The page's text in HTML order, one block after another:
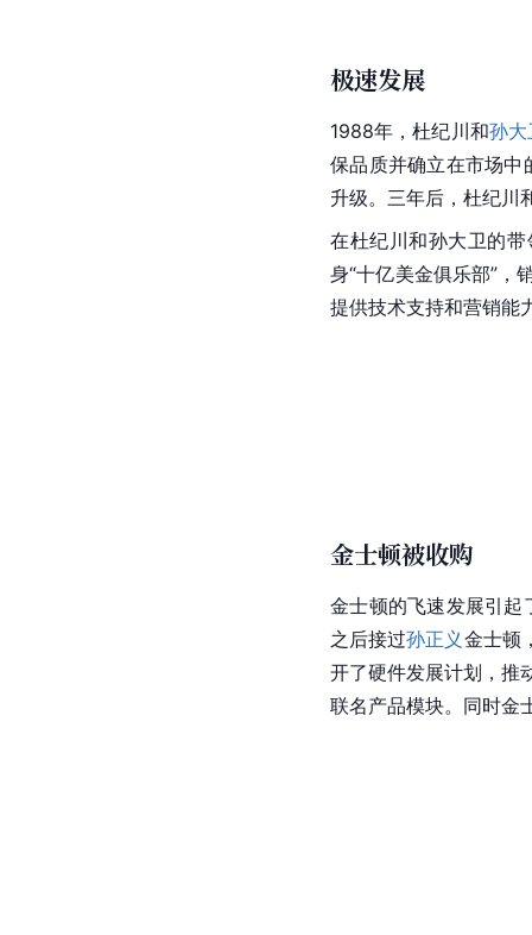
极速发展
1988年，杜纪川和孙大
保品质并确立在市场
升级。三年后，杜纪川
在杜纪川和孙大卫的带
身“十亿美金俱乐部”，
提供技术支持和营销能
金士顿被收购
金士顿的飞速发展引起
之后接过孙正义 金士顿
开了硬件发展计划，推
联名产品模块。同时金